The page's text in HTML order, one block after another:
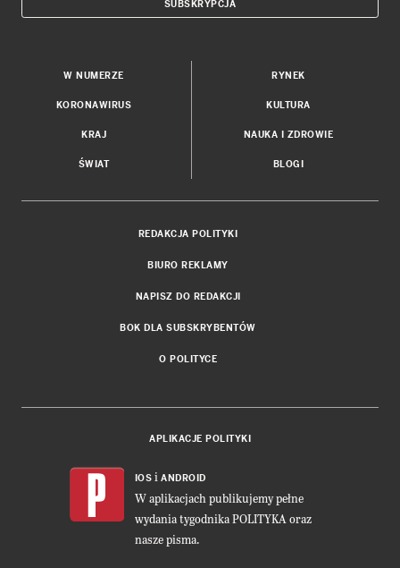
SUBSKRYPCJA
W NUMERZE
KORONAWIRUS
KRAJ
ŚWIAT
RYNEK
KULTURA
NAUKA I ZDROWIE
BLOGI
REDAKCJA POLITYKI
BIURO REKLAMY
NAPISZ DO REDAKCJI
BOK DLA SUBSKRYBENTÓW
O POLITYCE
APLIKACJE POLITYKI
IOS i ANDROID
W aplikacjach publikujemy pełne
wydania tygodnika POLITYKA oraz
nasze pisma.